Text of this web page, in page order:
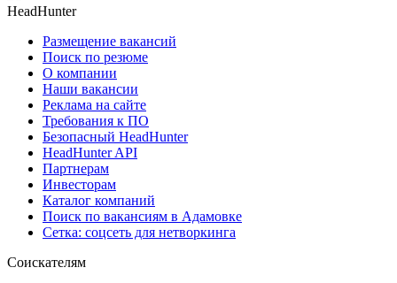
HeadHunter
Размещение вакансий
Поиск по резюме
О компании
Наши вакансии
Реклама на сайте
Требования к ПО
Безопасный HeadHunter
HeadHunter API
Партнерам
Инвесторам
Каталог компаний
Поиск по вакансиям в Адамовке
Сетка: соцсеть для нетворкинга
Соискателям